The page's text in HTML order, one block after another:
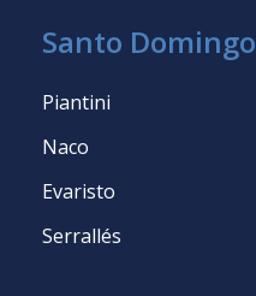
Santo Domingo
Piantini
Naco
Evaristo
Serrallés